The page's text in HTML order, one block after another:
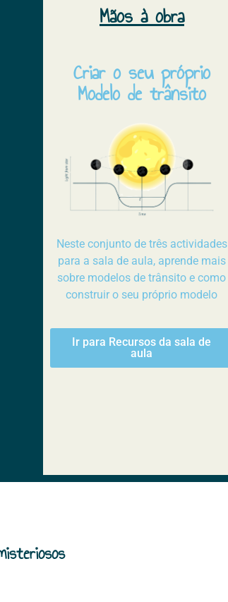
Mãos à obra
Criar o seu próprio
Modelo de trânsito
Neste conjunto de três actividades
para a sala de aula, aprende mais
sobre modelos de trânsito e como
construir o seu próprio modelo
Ir para Recursos da sala de
aula